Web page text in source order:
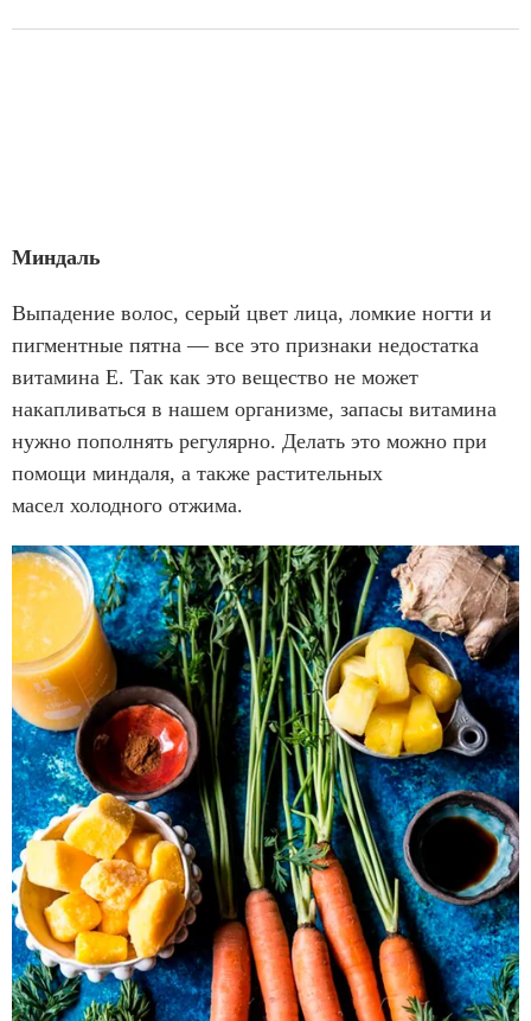
Миндаль
Выпадение волос, серый цвет лица, ломкие ногти и
пигментные пятна — все это признаки недостатка
витамина E. Так как это вещество не может
накапливаться в нашем организме, запасы витамина
нужно пополнять регулярно. Делать это можно при
помощи миндаля, а также растительных
масел холодного отжима.